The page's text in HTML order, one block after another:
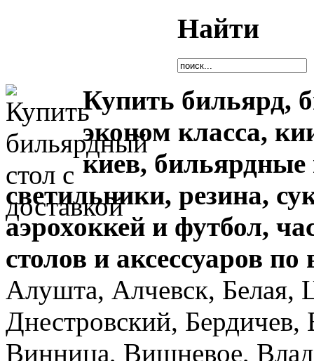
Найти
Купить бильярд,
эконом класса,
киев, бильярдные
светильники, резина,
аэрохоккей и футбол,
столов и аксессуаров
Алушта, Алчевск, Белая,
Днестровский,
Винница, Вишневое,